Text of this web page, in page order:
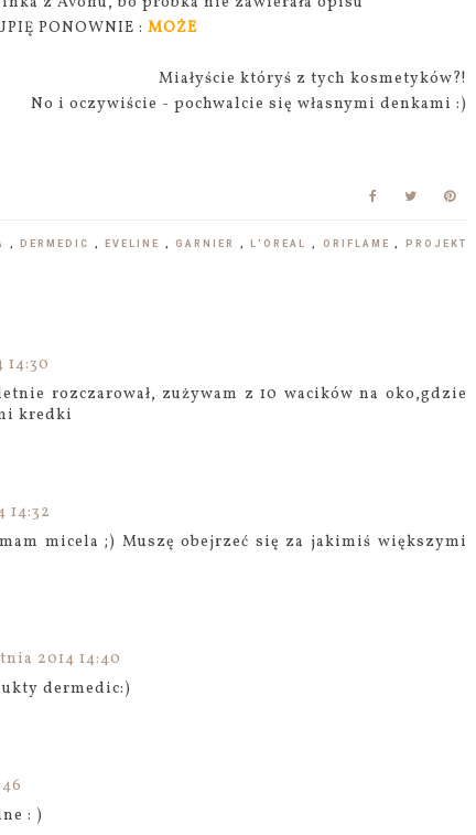
PONOWNIE : MOŻE
Miałyście któryś z tych kosmetyków?!
No i oczywiście - pochwalcie się własnymi denkami :)
, DERMEDIC , EVELINE ,GARNIER , L'OREAL , ORIFLAME,
PROJEKT
rozczarował, zużywam z 10 wacików na oko,gdzie
kredki
14:32
micela ;) Muszę obejrzeć się za jakimiś większymi
2014 14:40
dermedic:)
: )